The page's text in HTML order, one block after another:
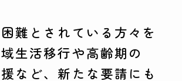
難とされている方々を
生活移行や高齢期の
など、新たな要請にも